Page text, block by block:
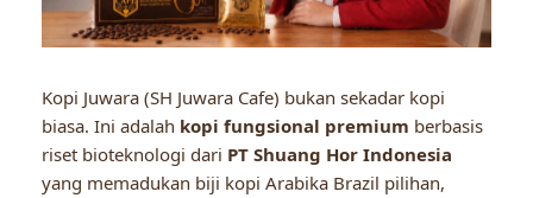
Kopi Juwara (SH Juwara Cafe) bukan sekadar kopi
biasa. Ini adalah kopi fungsional premium berbasis
riset bioteknologi dari PT Shuang Hor Indonesia
yang memadukan biji kopi Arabika Brazil pilihan,